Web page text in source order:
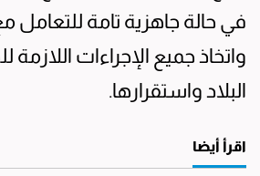
في حالة جاهزية تامة
واتخاذ جميع الإجراءات
البلاد واستقرارها.
اقرأ أيضا